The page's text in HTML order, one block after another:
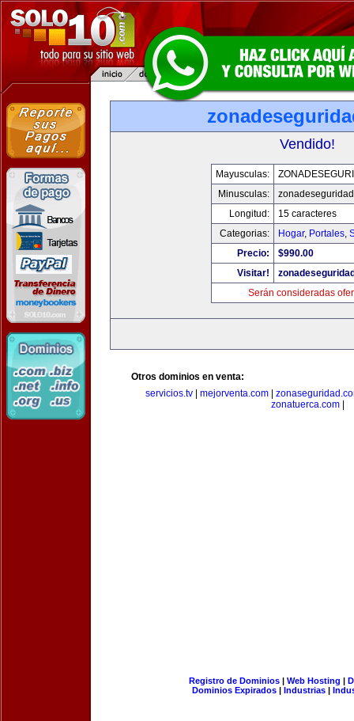
Vendido!
Mayusculas:
Minusculas:
Longitud:
15 caracteres
Categorias:
Hogar, Portales,
Precio:
$990.00
Visitar!
Serán consideradas
Otros dominios en venta:
servicios.tv| mejorventa.com|
zonatuerca.com|
Registro de Dominios| Web Hosting |
Dominios Expirados | Industrias |